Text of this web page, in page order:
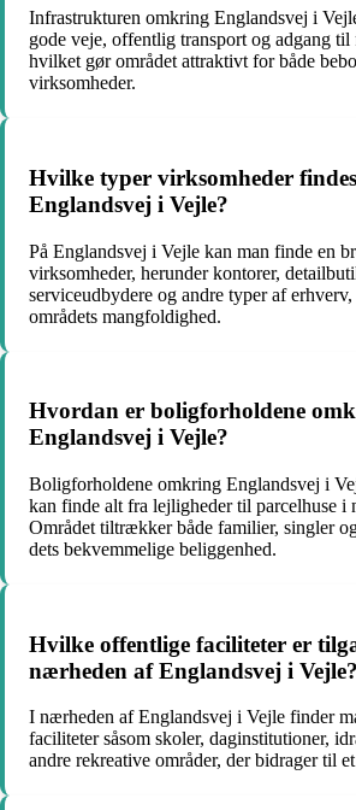
Infrastrukturen omkring Englandsvej i
gode veje, offentlig transport og adgang
hvilket gør området attraktivt for både
virksomheder.
Hvilke typer virksomheder
Englandsvej i Vejle?
På Englandsvej i Vejle kan man finde en
virksomheder, herunder kontorer,
serviceudbydere og andre typer af
områdets mangfoldighed.
Hvordan er boligforholdene
Englandsvej i Vejle?
Boligforholdene omkring Englandsvej i
kan finde alt fra lejligheder til parcelhuse i
Området tiltrækker både familier, singler
dets bekvemmelige beliggenhed.
Hvilke offentlige faciliteter er
nærheden af Englandsvej i Vejle?
I nærheden af Englandsvej i Vejle finder
faciliteter såsom skoler, daginstitutioner,
andre rekreative områder, der bidrager til